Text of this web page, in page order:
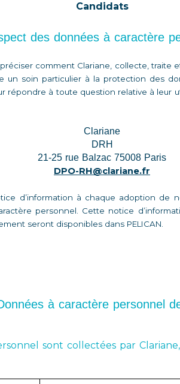
Candidats
des données à caractère
comment Clariane, collecte, traite
un soin particulier à la protection des
répondre à toute question relative à leur
Clariane
DRH
21-25 rue Balzac 75008 Paris
DPO-RH@clariane.fr
d’information à chaque adoption de
personnel. Cette notice
seront disponibles dans PELICAN.
à caractère personnel
sont collectées par